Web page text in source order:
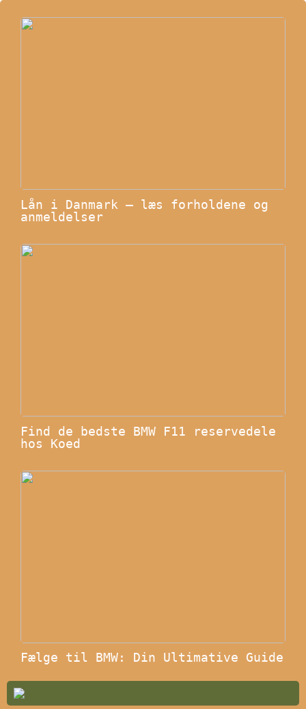
Lån i Danmark – læs forholdene og
anmeldelser
Find de bedste BMW F11 reservedele
hos Koed
Fælge til BMW: Din Ultimative Guide